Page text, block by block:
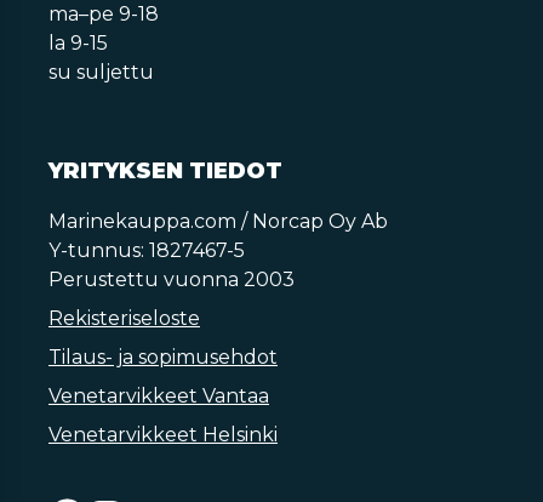
ma–pe 9-18
la 9-15
su suljettu
YRITYKSEN TIEDOT
Marinekauppa.com / Norcap Oy Ab
Y-tunnus: 1827467-5
Perustettu vuonna 2003
Rekisteriseloste
Tilaus- ja sopimusehdot
Venetarvikkeet Vantaa
Venetarvikkeet Helsinki